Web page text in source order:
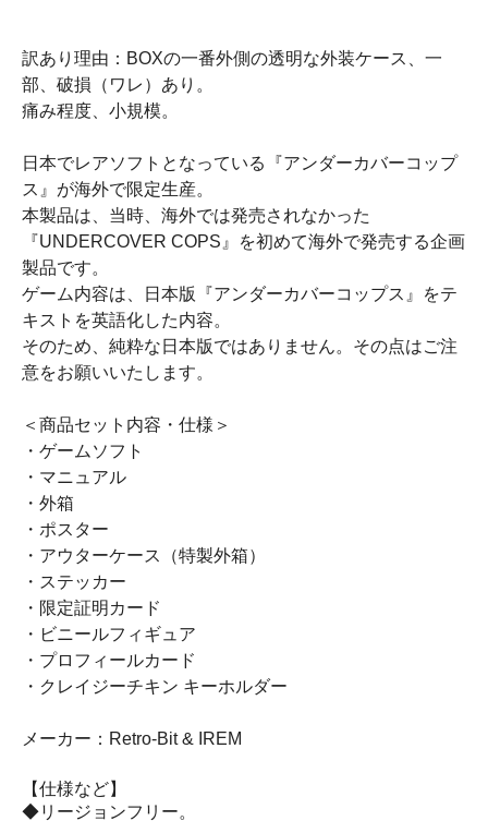
訳あり理由：BOXの一番外側の透明な外装ケース、一
部、破損（ワレ）あり。
痛み程度、小規模。
日本でレアソフトとなっている『アンダーカバーコップ
ス』が海外で限定生産。
本製品は、当時、海外では発売されなかった
『UNDERCOVER COPS』を初めて海外で発売する企画
製品です。
ゲーム内容は、日本版『アンダーカバーコップス』をテ
キストを英語化した内容。
そのため、純粋な日本版ではありません。その点はご注
意をお願いいたします。
＜商品セット内容・仕様＞
・ゲームソフト
・マニュアル
・外箱
・ポスター
・アウターケース（特製外箱）
・ステッカー
・限定証明カード
・ビニールフィギュア
・プロフィールカード
・クレイジーチキン キーホルダー
メーカー：Retro-Bit & IREM
【仕様など】
◆リージョンフリー。